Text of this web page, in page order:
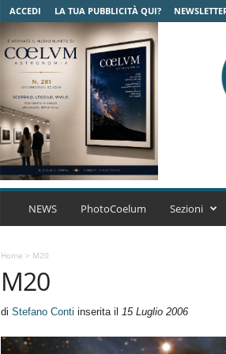
ACCEDI LA TUA PUBBLICITÀ QUI?
C
r
NEWS PhotoCoelum Sezioni
Home > M20
M20
di Stefano Conti inserita il 15 Luglio 2006